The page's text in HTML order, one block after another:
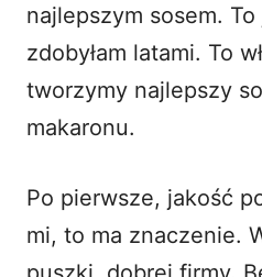
najlepszym sosem.
zdobyłam latami. To
tworzymy najlepszy
makaronu.
Po pierwsze, jakość
mi, to ma znaczenie.